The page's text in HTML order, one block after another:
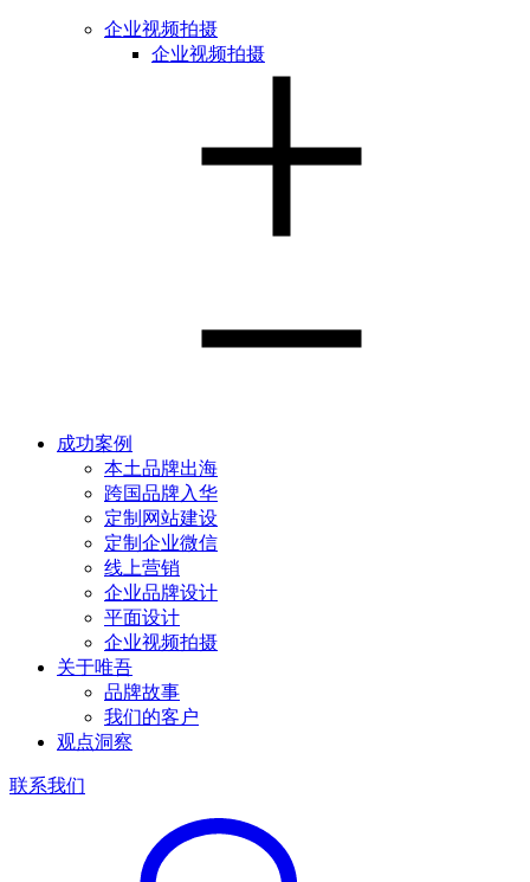
企业视频拍摄
企业视频拍摄
成功案例
本土品牌出海
跨国品牌入华
定制网站建设
定制企业微信
线上营销
企业品牌设计
平面设计
企业视频拍摄
关于唯吾
品牌故事
我们的客户
观点洞察
联系我们